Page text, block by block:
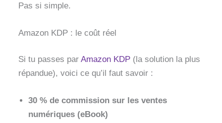
Pas si simple.
Amazon KDP : le coût réel
Si tu passes par Amazon KDP (la solution la plus
répandue), voici ce qu’il faut savoir :
30 % de commission sur les ventes
numériques (eBook)